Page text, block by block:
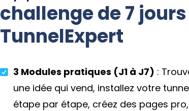
challenge de 7 jours
TunnelExpert
3 Modules pratiques (J1 à J7) :
une idée qui vend, installez votre
étape par étape, créez des pages pro,